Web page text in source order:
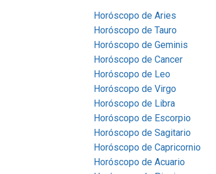
Horóscopo de Aries
Horóscopo de Tauro
Horóscopo de Geminis
Horóscopo de Cancer
Horóscopo de Leo
Horóscopo de Virgo
Horóscopo de Libra
Horóscopo de Escorpio
Horóscopo de Sagitario
Horóscopo de Capricornio
Horóscopo de Acuario